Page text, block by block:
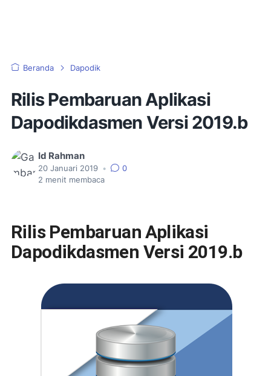
Beranda Dapodik
Rilis Pembaruan Aplikasi
Dapodikdasmen Versi 2019.b
Id Rahman
20 Januari 2019 •
0
2 menit membaca
Rilis Pembaruan Aplikasi
Dapodikdasmen Versi 2019.b